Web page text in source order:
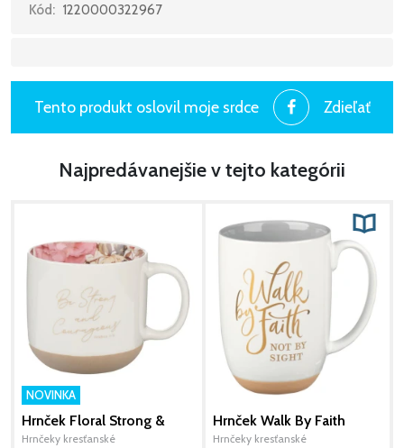
Kód: 1220000322967
Tento produkt oslovil moje srdce Zdieľať
Najpredávanejšie v tejto kategórii
NOVINKA
Hrnček Floral Strong &
Courageous Josh. 1:9
Hrnčeky kresťanské
Hrnček Walk By Faith
White with Clay Base
Hrnčeky kresťanské